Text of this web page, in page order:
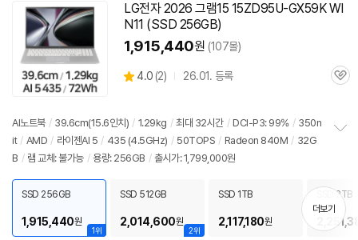
LG전자 2026 그램15 15ZD95U-GX59K WI
N11 (SSD 256GB)
1,915,440원 (107몰)
별
4.0 (상
뷰
2) 26.01. 등록
관
AI노트북 / 39.6cm(15.6인치) / 1.29kg / 최대 32시간 / DCI-P3: 99% / 350n
it / AMD / 라이젠AI 5 / 435 (4.5GHz) / 50TOPS / Radeon 840M / 32G
B / 램 교체: 불가능 / 용량: 256GB / 출시가: 1,799,000원
치
기
1위
SSD 256GB
1,915,440원
2위
SSD 512GB
2,014,600원
SSD 1TB
2,117,180원
SSD 2TB
더보기